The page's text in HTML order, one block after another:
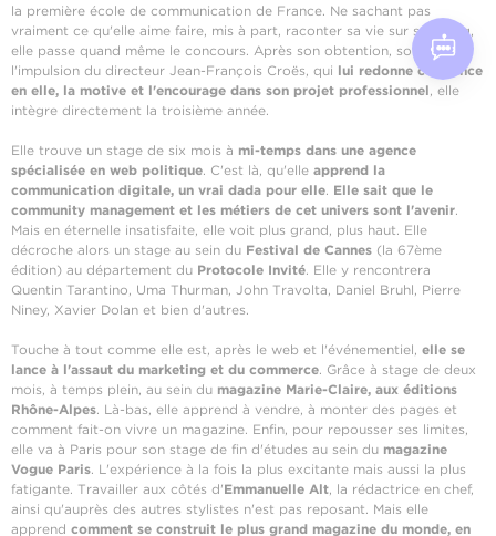
la première école de communication de France. Ne sachant pas
vraiment ce qu'elle aime faire, mis à part, raconter sa vie sur son blog,
elle passe quand même le concours. Après son obtention, sous
l'impulsion du directeur Jean-François Croës, qui lui redonne confiance
en elle, la motive et l'encourage dans son projet professionnel, elle
intègre directement la troisième année.
Elle trouve un stage de six mois à mi-temps dans une agence
spécialisée en web politique. C'est là, qu'elle apprend la
communication digitale, un vrai dada pour elle. Elle sait que le
community management et les métiers de cet univers sont l'avenir.
Mais en éternelle insatisfaite, elle voit plus grand, plus haut. Elle
décroche alors un stage au sein du Festival de Cannes (la 67ème
édition) au département du Protocole Invité. Elle y rencontrera
Quentin Tarantino, Uma Thurman, John Travolta, Daniel Bruhl, Pierre
Niney, Xavier Dolan et bien d'autres.
Touche à tout comme elle est, après le web et l'événementiel, elle se
lance à l'assaut du marketing et du commerce. Grâce à stage de deux
mois, à temps plein, au sein du magazine Marie-Claire, aux éditions
Rhône-Alpes. Là-bas, elle apprend à vendre, à monter des pages et
comment fait-on vivre un magazine. Enfin, pour repousser ses limites,
elle va à Paris pour son stage de fin d'études au sein du magazine
Vogue Paris. L'expérience à la fois la plus excitante mais aussi la plus
fatigante. Travailler aux côtés d'Emmanuelle Alt, la rédactrice en chef,
ainsi qu'auprès des autres stylistes n'est pas reposant. Mais elle
apprend comment se construit le plus grand magazine du monde, en